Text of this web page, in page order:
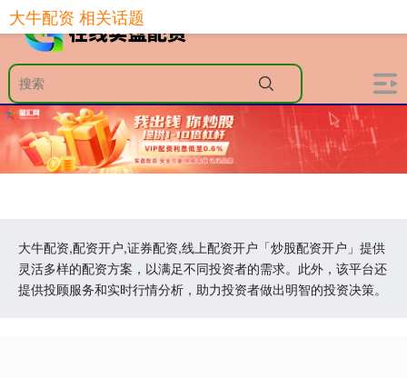
大牛配资,配资开户,证券配资,线上配资开户「炒股配资开户」提供
灵活多样的配资方案，以满足不同投资者的需求。此外，该平台还
提供投顾服务和实时行情分析，助力投资者做出明智的投资决策。
大牛配资 相关话题